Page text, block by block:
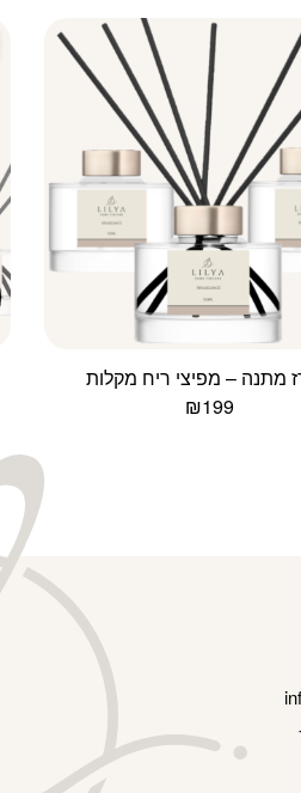
מתנה – מפיצי ריח מקלות
₪199